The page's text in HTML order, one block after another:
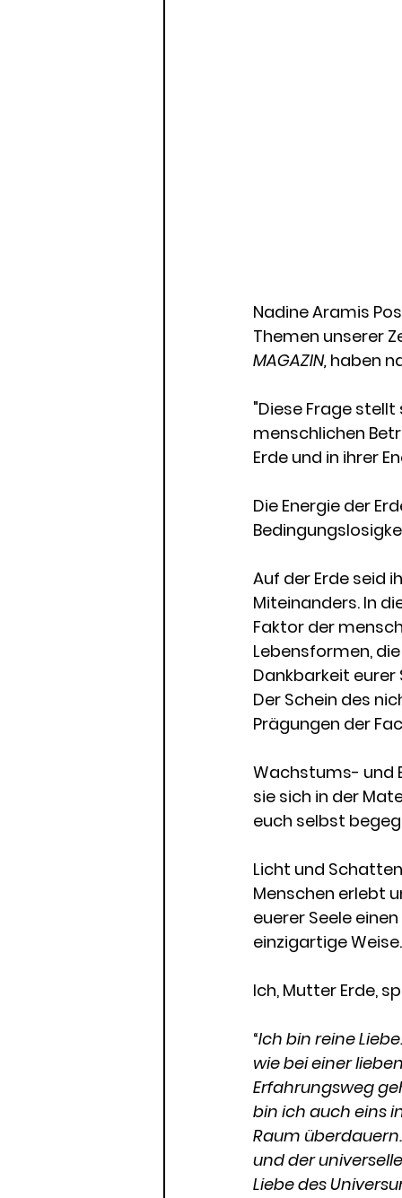
Nadine Aramis
Themen unserer
MAGAZIN, haben
"Diese Frage
menschlichen
Erde und in ihrer
Die Energie der
Auf der Erde seid
Miteinanders. In
Faktor der
Lebensformen,
Dankbarkeit eurer
Der Schein des
Prägungen der
Wachstums- und
sie sich in der
euch selbst
Licht und
Menschen erlebt
euerer Seele
einzigartige Weise.
Ich, Mutter Erde,
“Ich bin reine
wie bei einer
Erfahrungsweg
bin ich auch eins
Raum
und der
Liebe des